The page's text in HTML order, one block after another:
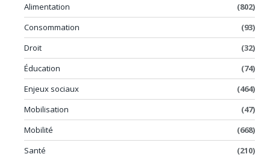
Alimentation
(802)
Consommation
(93)
Droit
(32)
Éducation
(74)
Enjeux sociaux
(464)
Mobilisation
(47)
Mobilité
(668)
Santé
(210)